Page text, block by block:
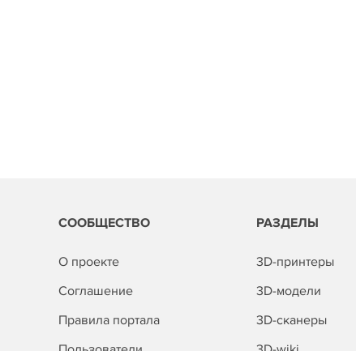
СООБЩЕСТВО
О проекте
Соглашение
Правила портала
РАЗДЕЛЫ
3D-принтеры
3D-модели
3D-сканеры